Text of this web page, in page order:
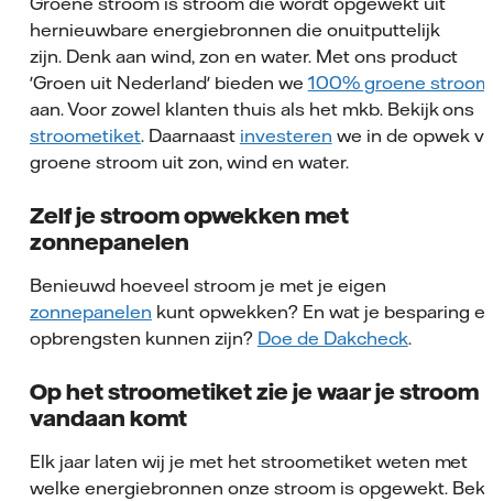
hernieuwbare energiebronnen die onuitputtelijk
zijn. Denk aan wind, zon en water. Met ons product
'Groen uit Nederland' bieden we 100% groene stroom
aan. Voor zowel klanten thuis als het mkb. Bekijk ons
stroometiket. Daarnaast investeren we in de opwek
groene stroom uit zon, wind en water.
Zelf je stroom opwekken met
zonnepanelen
Benieuwd hoeveel stroom je met je eigen
zonnepanelen kunt opwekken? En wat je besparing
opbrengsten kunnen zijn? Doe de Dakcheck.
Op het stroometiket zie je waar je stroom
vandaan komt
Elk jaar laten wij je met het stroometiket weten met
welke energiebronnen onze stroom is opgewekt.